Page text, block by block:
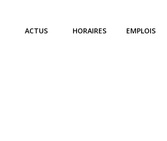
ACTUS HORAIRES EMPLOIS